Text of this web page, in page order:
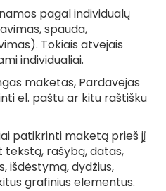
pagal individualų
spauda,
Tokiais atvejais
individualiai.
maketas, Pardavėjas
el. paštu ar kitu raštišku
patikrinti maketą prieš jį
rašybą, datas,
išdėstymą, dydžius,
grafinius elementus.